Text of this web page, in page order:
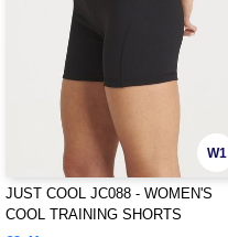
W1
JUST COOL JC088 - WOMEN'S
COOL TRAINING SHORTS